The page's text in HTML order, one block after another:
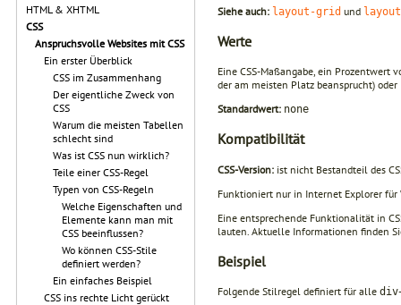
HTML & XHTML
CSS
Anspruchsvolle Websites mit CSS
Ein erster Überblick
CSS im Zusammenhang
Der eigentliche Zweck von
CSS
Warum die meisten Tabellen
schlecht sind
Was ist CSS nun wirklich?
Teile einer CSS-Regel
Typen von CSS-Regeln
Welche Eigenschaften und
Elemente kann man mit
CSS beeinflussen?
Wo können CSS-Stile
definiert werden?
Ein einfaches Beispiel
CSS ins rechte Licht gerückt
Siehe auch: layout-grid und
Werte
Eine CSS-Maßangabe, ein Prozentwert
der am meisten Platz beansprucht) oder
Standardwert: none
Kompatibilität
CSS-Version: ist nicht Bestandteil des
Funktioniert nur in Internet Explorer für
Eine entsprechende Funktionalität in
lauten. Aktuelle Informationen finden
Beispiel
Folgende Stilregel definiert für alle div